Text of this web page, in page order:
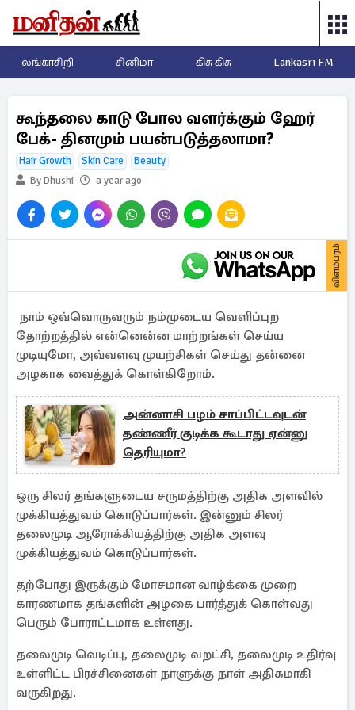
லங்காசிறி சினிமா கிசு கிசு Lankasri FM
கூந்தலை காடு போல வளர்க்கும் ஹேர்
பேக்- தினமும் பயன்படுத்தலாமா?
Hair Growth Skin Care
Beauty
By Dhushi
a year ago
விளம்பரம்
நாம் ஒவ்வொருவரும் நம்முடைய வெளிப்புற
தோற்றத்தில் என்னென்ன மாற்றங்கள் செய்ய
முடியுமோ, அவ்வளவு முயற்சிகள் செய்து தன்னை
அழகாக வைத்துக் கொள்கிறோம்.
அன்னாசி பழம் சாப்பிட்டவுடன்
தண்ணீர் குடிக்க கூடாது ஏன்னு
தெரியுமா?
ஒரு சிலர் தங்களுடைய சருமத்திற்கு அதிக அளவில்
முக்கியத்துவம் கொடுப்பார்கள். இன்னும் சிலர்
தலைமுடி ஆரோக்கியத்திற்கு அதிக அளவு
முக்கியத்துவம் கொடுப்பார்கள்.
தற்போது இருக்கும் மோசமான வாழ்க்கை முறை
காரணமாக தங்களின் அழகை பார்த்துக் கொள்வது
பெரும் போராட்டமாக உள்ளது.
தலைமுடி வெடிப்பு, தலைமுடி வறட்சி, தலைமுடி உதிர்வு
உள்ளிட்ட பிரச்சினைகள் நாளுக்கு நாள் அதிகமாகி
வருகிறது.